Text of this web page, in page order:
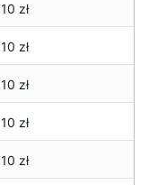
10 zł
10 zł
10 zł
10 zł
10 zł